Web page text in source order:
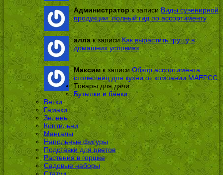
Администраторк записиВиды сувенирной
продукции: полный гид по ассортименту
аллак записиКак вырастить грушу в
домашних условиях
Максимк записиОбзор ассортимента
столешниц для кухни от компании МАЕРСС
Товары для дачи
Бутылки и банки
Ветки
Гамаки
Зелень
Коптильни
Мангалы
Напольные фигуры
Подставки для цветов
Растения в горшке
Садовые наборы
Статуи